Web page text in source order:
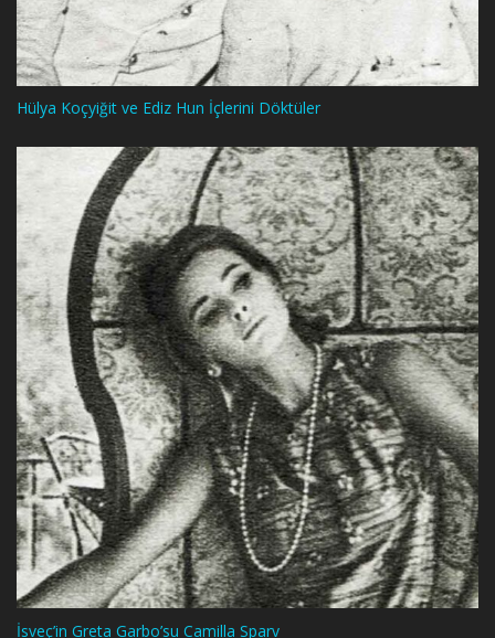
Hülya Koçyiğit ve Ediz Hun İçlerini Döktüler
İsveç’in Greta Garbo’su Camilla Sparv